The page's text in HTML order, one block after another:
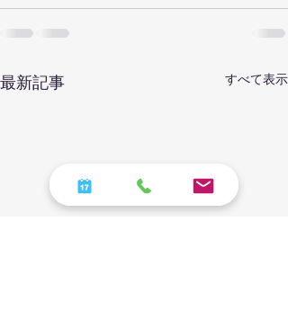
最新記事 すべて表示